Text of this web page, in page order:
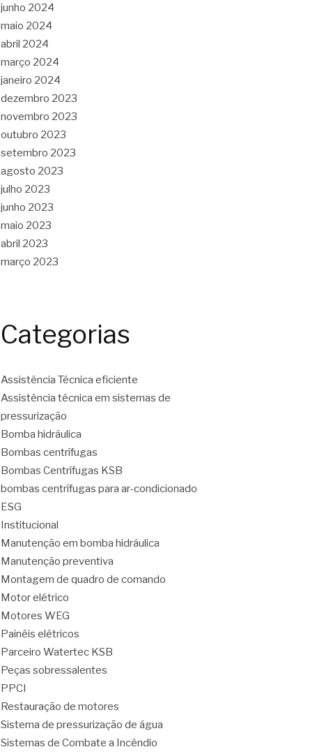
junho 2024
maio 2024
abril 2024
março 2024
janeiro 2024
dezembro 2023
novembro 2023
outubro 2023
setembro 2023
agosto 2023
julho 2023
junho 2023
maio 2023
abril 2023
março 2023
Categorias
Assistência Técnica eficiente
Assistência técnica em sistemas de
pressurização
Bomba hidráulica
Bombas centrífugas
Bombas Centrífugas KSB
bombas centrífugas para ar-condicionado
ESG
Institucional
Manutenção em bomba hidráulica
Manutenção preventiva
Montagem de quadro de comando
Motor elétrico
Motores WEG
Painéis elétricos
Parceiro Watertec KSB
Peças sobressalentes
PPCI
Restauração de motores
Sistema de pressurização de água
Sistemas de Combate a Incêndio